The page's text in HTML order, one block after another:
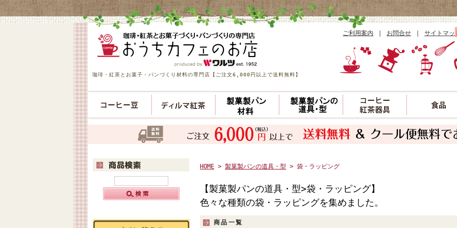
珈琲・紅茶とお菓子・パンづくり材料の専門店【ご注文6,000円以上で送料無料】
ご利用案内 お問合せ サイトマッ
HOME > 製菓製パンの道具・型 > 袋・ラッピング
【製菓製パンの道具・型>袋・ラッピング】
色々な種類の袋・ラッピングを集めました。
商品一覧